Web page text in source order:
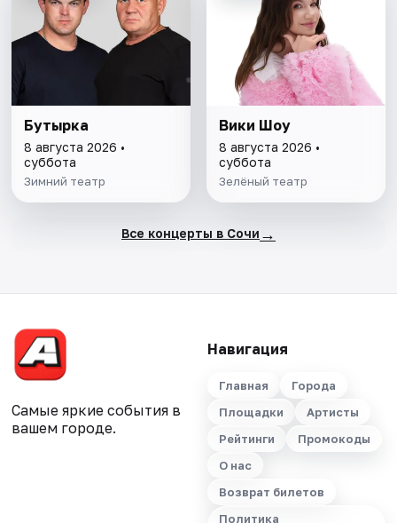
Бутырка
8 августа 2026 •
суббота
Зимний театр
Вики Шоу
8 августа 2026 •
суббота
Зелёный театр
Все концерты в Сочи →
Самые яркие события в
вашем городе.
Навигация
Главная
Города
Площадки
Артисты
Рейтинги
Промокоды
О нас
Возврат билетов
Политика